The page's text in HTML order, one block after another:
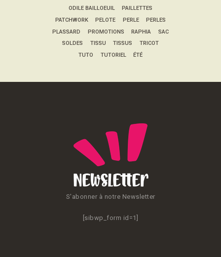
ODILE BAILLOEUIL
PAILLETTES
PATCHWORK
PELOTE PERLE
PERLES
PLASSARD
PROMOTIONS RAPHIA
SAC
SOLDES
TISSU TISSUS
TRICOT
TUTO
TUTORIEL ÉTÉ
Newsletter
S'abonner à notre Newsletter
[sibwp_form id=1]